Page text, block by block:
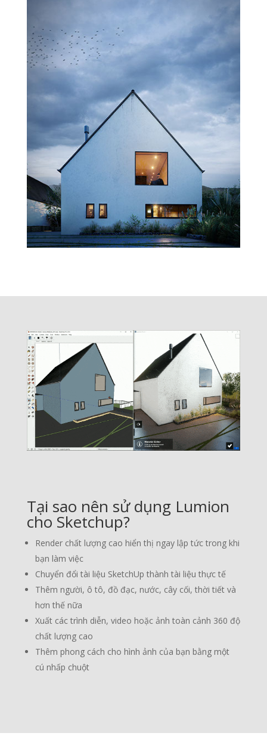
Tại sao nên sử dụng Lumion
cho Sketchup?
Render chất lượng cao hiển thị ngay lập tức trong khi
bạn làm việc
Chuyển đổi tài liệu SketchUp thành tài liệu thực tế
Thêm người, ô tô, đồ đạc, nước, cây cối, thời tiết và
hơn thế nữa
Xuất các trình diễn, video hoặc ảnh toàn cảnh 360 độ
chất lượng cao
Thêm phong cách cho hình ảnh của bạn bằng một
cú nhấp chuột